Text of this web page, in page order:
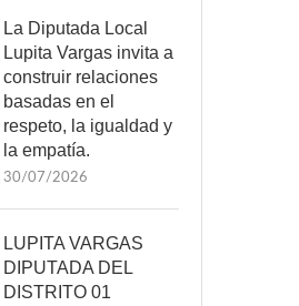
La Diputada Local
Lupita Vargas invita a
construir relaciones
basadas en el
respeto, la igualdad y
la empatía.
30/07/2026
LUPITA VARGAS
DIPUTADA DEL
DISTRITO 01